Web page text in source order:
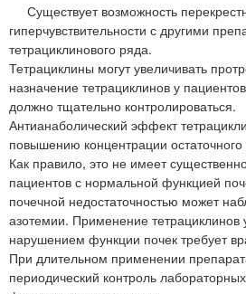
Существует возможность
гиперчувствительности с другими
тетрациклинового ряда.
Тетрациклины могут увеличивать
назначение тетрациклинов у
должно тщательно контролироваться.
Антианаболический эффект
повышению концентрации
Как правило, это не имеет
пациентов с нормальной функцией
почечной недостаточностью может
азотемии. Применение тетрациклинов
нарушением функции почек требует
При длительном применении
периодический контроль